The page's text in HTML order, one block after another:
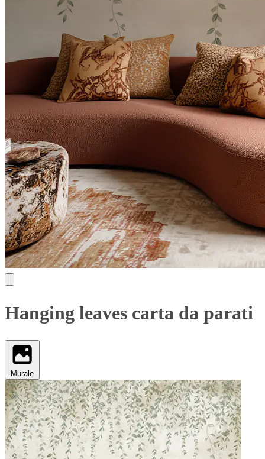
Hanging leaves carta da parati
Murale